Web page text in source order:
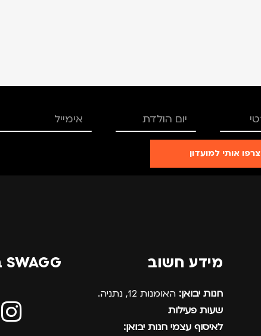
צרפו אותי למועדון
מידע חשוב
חנות יבואן: האומנות 12, נתניה.
שעות פעילות
לאיסוף עצמי חנות יבואן:
SWAGG בסושיאל